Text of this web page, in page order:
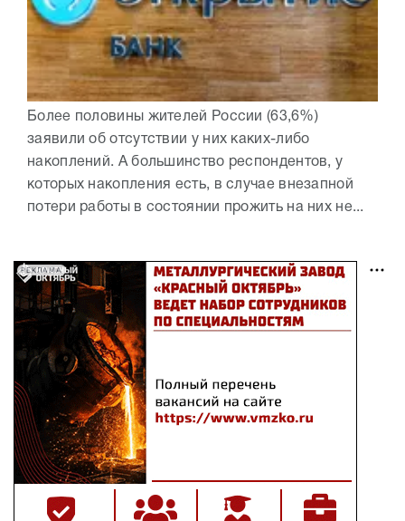
Более половины жителей России (63,6%)
заявили об отсутствии у них каких-либо
накоплений. А большинство респондентов, у
которых накопления есть, в случае внезапной
потери работы в состоянии прожить на них не...
РЕКЛАМА